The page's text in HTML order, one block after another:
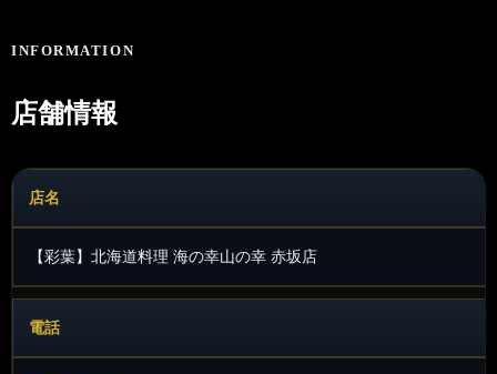
INFORMATION
店舗情報
店名
【彩葉】北海道料理 海の幸山の幸 赤坂店
電話